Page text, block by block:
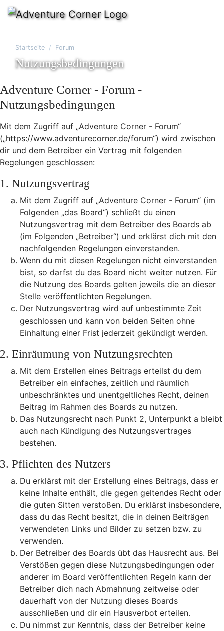
Startseite Forum
Nutzungsbedingungen
Adventure Corner - Forum -
Nutzungsbedingungen
Mit dem Zugriff auf „Adventure Corner - Forum“
(„https://www.adventurecorner.de/forum“) wird zwischen
dir und dem Betreiber ein Vertrag mit folgenden
Regelungen geschlossen:
1. Nutzungsvertrag
Mit dem Zugriff auf „Adventure Corner - Forum“ (im
Folgenden „das Board“) schließt du einen
Nutzungsvertrag mit dem Betreiber des Boards ab
(im Folgenden „Betreiber“) und erklärst dich mit den
nachfolgenden Regelungen einverstanden.
Wenn du mit diesen Regelungen nicht einverstanden
bist, so darfst du das Board nicht weiter nutzen. Für
die Nutzung des Boards gelten jeweils die an dieser
Stelle veröffentlichten Regelungen.
Der Nutzungsvertrag wird auf unbestimmte Zeit
geschlossen und kann von beiden Seiten ohne
Einhaltung einer Frist jederzeit gekündigt werden.
2. Einräumung von Nutzungsrechten
Mit dem Erstellen eines Beitrags erteilst du dem
Betreiber ein einfaches, zeitlich und räumlich
unbeschränktes und unentgeltliches Recht, deinen
Beitrag im Rahmen des Boards zu nutzen.
Das Nutzungsrecht nach Punkt 2, Unterpunkt a bleibt
auch nach Kündigung des Nutzungsvertrages
bestehen.
3. Pflichten des Nutzers
Du erklärst mit der Erstellung eines Beitrags, dass er
keine Inhalte enthält, die gegen geltendes Recht oder
die guten Sitten verstoßen. Du erklärst insbesondere,
dass du das Recht besitzt, die in deinen Beiträgen
verwendeten Links und Bilder zu setzen bzw. zu
verwenden.
Der Betreiber des Boards übt das Hausrecht aus. Bei
Verstößen gegen diese Nutzungsbedingungen oder
anderer im Board veröffentlichten Regeln kann der
Betreiber dich nach Abmahnung zeitweise oder
dauerhaft von der Nutzung dieses Boards
ausschließen und dir ein Hausverbot erteilen.
Du nimmst zur Kenntnis, dass der Betreiber keine